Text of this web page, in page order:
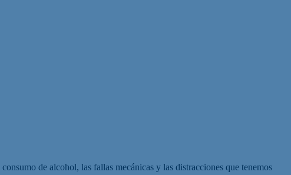
de alcohol, las fallas mecánicas y las distracciones que tenemos